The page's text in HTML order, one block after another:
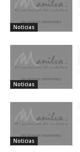
Noticias
Noticias
Noticias